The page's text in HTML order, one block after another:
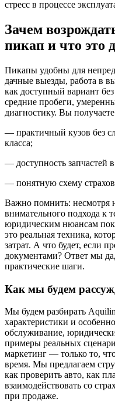
стресс в процессе
Зачем
пикап и что это
Пикапы удобны для
дачные выезды, работа в
как доступный вариант
средние пробеги,
диагностику. Вы
— практичный кузов без
класса;
— доступность запчастей
— понятную схему
Важно помнить: несмотря
внимательного подхода к
юридическим нюансам
это реальная техника,
затрат. А что будет, если
документами? Ответ мы
практические шаги.
Как мы будем
Мы будем разбирать
характеристики и
обслуживание,
примеры реальных
маркетинг — только то,
время. Мы предлагаем
как проверить авто, как
взаимодействовать со
при продаже.